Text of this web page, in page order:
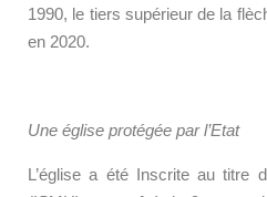
1990, le tiers supérieur de la
en 2020.
Une église protégée par l’Etat
L’église a été Inscrite au titre